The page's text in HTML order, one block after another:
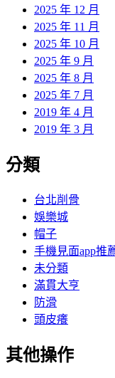
2025 年 12 月
2025 年 11 月
2025 年 10 月
2025 年 9 月
2025 年 8 月
2025 年 7 月
2019 年 4 月
2019 年 3 月
分類
台北削骨
娛樂城
帽子
手機見面app推
未分類
滿貫大亨
防滑
頭皮癢
其他操作